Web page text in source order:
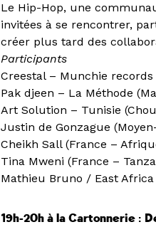
Le Hip-Hop, une
invitées à se rencontrer,
créer plus tard des
Participants
Creestal – Munchie
Pak djeen – La Méthode
Art Solution – Tunisie
Justin de Gonzague
Cheikh Sall (France –
Tina Mweni (France –
Mathieu Bruno / East Africa
19h-20h à la Cartonnerie :